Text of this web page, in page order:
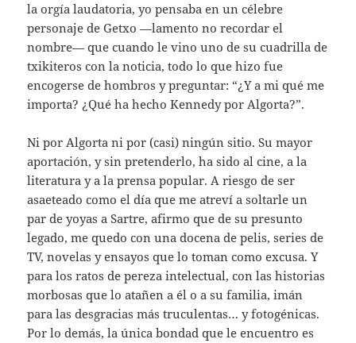
la orgía laudatoria, yo pensaba en un célebre
personaje de Getxo —lamento no recordar el
nombre— que cuando le vino uno de su cuadrilla de
txikiteros con la noticia, todo lo que hizo fue
encogerse de hombros y preguntar: “¿Y a mi qué me
importa? ¿Qué ha hecho Kennedy por Algorta?”.
Ni por Algorta ni por (casi) ningún sitio. Su mayor
aportación, y sin pretenderlo, ha sido al cine, a la
literatura y a la prensa popular. A riesgo de ser
asaeteado como el día que me atreví a soltarle un
par de yoyas a Sartre, afirmo que de su presunto
legado, me quedo con una docena de pelis, series de
TV, novelas y ensayos que lo toman como excusa. Y
para los ratos de pereza intelectual, con las historias
morbosas que lo atañen a él o a su familia, imán
para las desgracias más truculentas… y fotogénicas.
Por lo demás, la única bondad que le encuentro es